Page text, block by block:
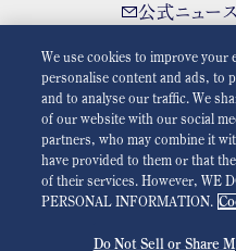
公式ニュー
For the Media 利用規約 プラ
アクセ
We use cookies to improve your
personalise content and ads, to
and to analyse our traffic. We
of our website with our social
partners, who may combine it
have provided to them or that
of their services. However, WE
PERSONAL INFORMATION.
Do Not Sell or Share